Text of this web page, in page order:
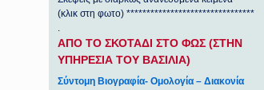
(κλικ στη φωτο) ********************************
.
ΑΠΟ ΤΟ ΣΚΟΤΑΔΙ ΣΤΟ ΦΩΣ (ΣΤΗΝ
ΥΠΗΡΕΣΙΑ ΤΟΥ ΒΑΣΙΛΙΑ)
Σύντομη Βιογραφία- Ομολογία – Διακονία